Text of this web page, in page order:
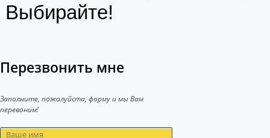
Выбирайте!
Перезвонить мне
Заполните, пожалуйста, форму и мы Вам
перевоним!